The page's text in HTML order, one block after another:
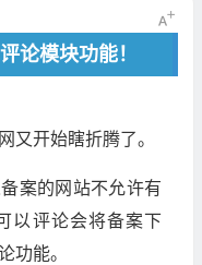
论模块功能！
又开始瞎折腾了。
案的网站不允许有
以评论会将备案下
功能。